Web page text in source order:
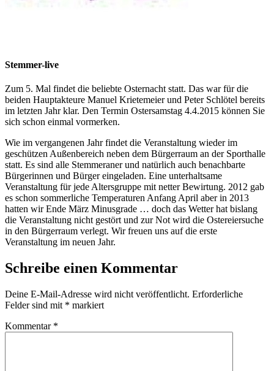
Stemmer-live
Zum 5. Mal findet die beliebte Osternacht statt. Das war für die
beiden Hauptakteure Manuel Krietemeier und Peter Schlötel bereits
im letzten Jahr klar. Den Termin Ostersamstag 4.4.2015 können Sie
sich schon einmal vormerken.
Wie im vergangenen Jahr findet die Veranstaltung wieder im
geschützen Außenbereich neben dem Bürgerraum an der Sporthalle
statt. Es sind alle Stemmeraner und natürlich auch benachbarte
Bürgerinnen und Bürger eingeladen. Eine unterhaltsame
Veranstaltung für jede Altersgruppe mit netter Bewirtung. 2012 gab
es schon sommerliche Temperaturen Anfang April aber in 2013
hatten wir Ende März Minusgrade … doch das Wetter hat bislang
die Veranstaltung nicht gestört und zur Not wird die Ostereiersuche
in den Bürgerraum verlegt. Wir freuen uns auf die erste
Veranstaltung im neuen Jahr.
Schreibe einen Kommentar
Deine E-Mail-Adresse wird nicht veröffentlicht. Erforderliche
Felder sind mit * markiert
Kommentar *